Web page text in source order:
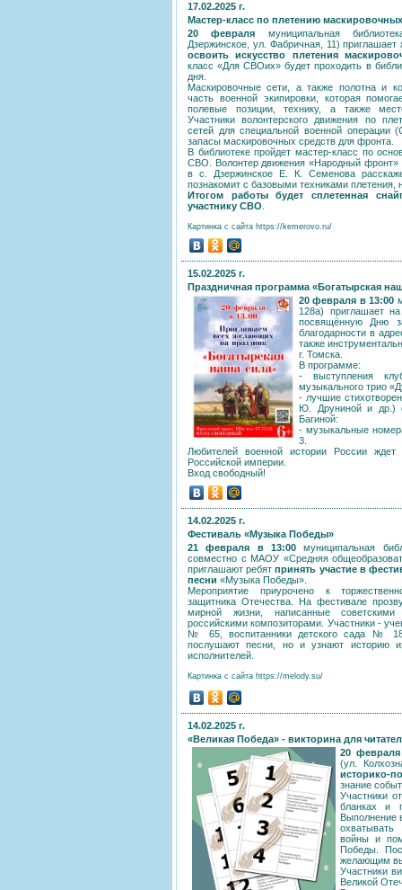
17.02.2025 г.
Мастер-класс по плетению
20 февраля муниципальная
Дзержинское, ул. Фабричная, 11) приглашает
освоить искусство плетения
класс «Для СВОих» будет проходить в
дня.
Маскировочные сети, а также полотна и
часть военной экипировки, которая
полевые позиции, технику, а также
Участники волонтерского движения по
сетей для специальной военной операции
запасы маскировочных средств для фронта.
В библиотеке пройдет мастер-класс по
СВО. Волонтер движения «Народный фронт»
в с. Дзержинское Е. К. Семенова
познакомит с базовыми техниками плетения,
Итогом работы будет сплетенная
участнику СВО
Картинка с сайта https://kemerovo.ru/
15.02.2025 г.
Праздничная программа «Богатырская
20 февраля в 13:00
128а) приглашает
посвящённую Дню
благодарности в
также
г. Томска.
В программе:
- выступления
музыкального трио
- лучшие
Ю. Друниной и др.)
Багиной:
- музыкальные
3.
Любителей военной истории России
Российской империи.
Вход свободный!
14.02.2025 г.
Фестиваль «Музыка Победы»
21 февраля в 13:00 муниципальная
совместно с МАОУ «Средняя
приглашают ребятпринять участие в
песни «Музыка Победы».
Мероприятие приурочено к
защитника Отечества. На фестивале
мирной жизни, написанные
российскими композиторами. Участники -
№ 65, воспитанники детского сада №
послушают песни, но и узнают историю
исполнителей.
Картинка с сайта https://melody.su/
14.02.2025 г.
«Великая Победа» - викторина для
20 февраля
(ул.
историко-
знание
Участники
бланках и
Выполнение
войны и
Победы.
желающим
Участники
Великой